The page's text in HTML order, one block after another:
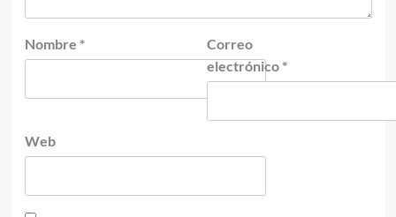
Nombre *
Correo
electrónico *
Web